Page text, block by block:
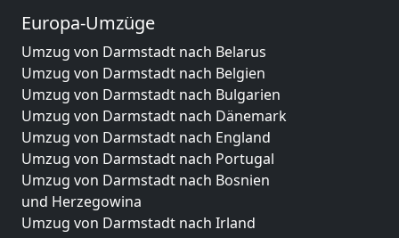
Europa-Umzüge
Umzug von Darmstadt nach Belarus
Umzug von Darmstadt nach Belgien
Umzug von Darmstadt nach Bulgarien
Umzug von Darmstadt nach Dänemark
Umzug von Darmstadt nach England
Umzug von Darmstadt nach Portugal
Umzug von Darmstadt nach Bosnien
und Herzegowina
Umzug von Darmstadt nach Irland